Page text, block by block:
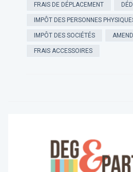
FRAIS DE DÉPLACEMENT
IMPÔT DES PERSONNES
IMPÔT DES SOCIÉTÉS
FRAIS ACCESSOIRES